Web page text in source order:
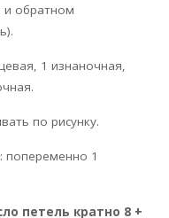
обратном
1 изнаночная,
по рисунку.
попеременно 1
петель кратно 8 +